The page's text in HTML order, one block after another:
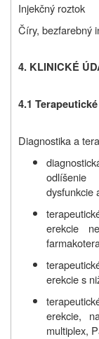
Injekčný roztok
Číry, bezfarebný
4. KLINICKÉ
4.1
Diagnostika a
odlíšenie
dysfunkcie
erekcie
erekcie s
erekcie,
multiplex,